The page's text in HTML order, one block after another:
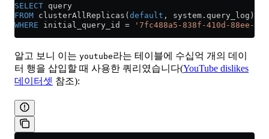
SELECT query
FROM clusterAllReplicas(default , system . query_log )
WHERE initial_query_id = '7fc488a5-838f-410d-88ee-
알고 보니 이는 youtube라는 테이블에 수십억 개의 데이
터 행을 삽입할 때 사용한 쿼리였습니다(YouTube dislikes
데이터셋 참조):